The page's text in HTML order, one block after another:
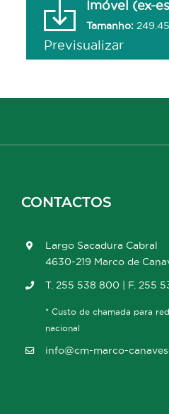
Imóvel (ex-
Tamanho:
Previsualizar
CONTACTOS
Largo Sacadura Cabral
4630-219 Marco de
T. 255 538 800 | F. 255
* Custo de chamada para
nacional
info@cm-marco-